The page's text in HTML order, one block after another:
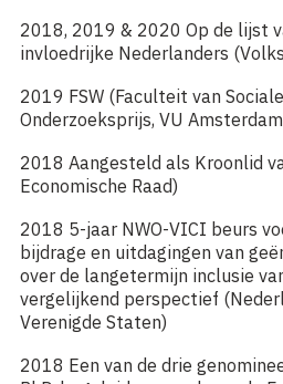
2018, 2019 & 2020 Op de lijst
invloedrijke Nederlanders
2019 FSW (Faculteit van
Onderzoeksprijs, VU
2018 Aangesteld als Kroonlid
Economische Raad)
2018 5-jaar NWO-VICI beurs
bijdrage en uitdagingen van
over de langetermijn inclusie
vergelijkend perspectief
Verenigde Staten)
2018 Een van de drie